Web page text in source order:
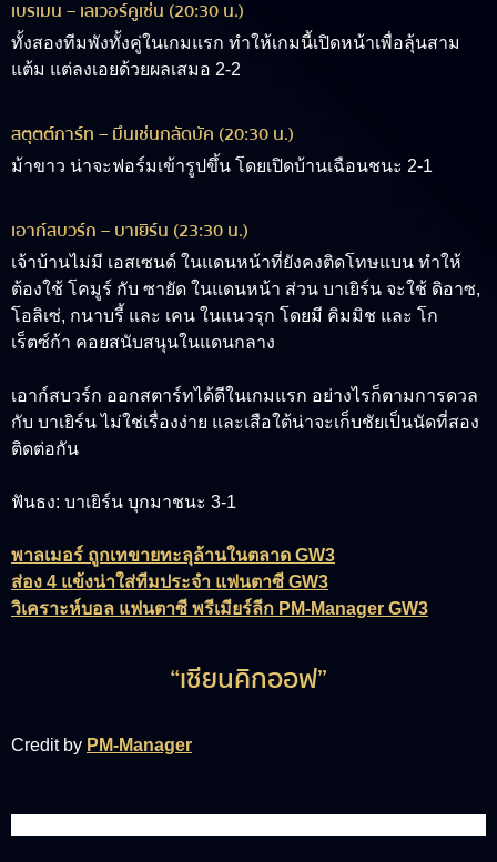
เบรเมน – เลเวอร์คูเซ่น (20:30 น.)
ทั้งสองทีมพังทั้งคู่ในเกมแรก ทำให้เกมนี้เปิดหน้าเพื่อลุ้นสาม
แต้ม แต่ลงเอยด้วยผลเสมอ 2-2
สตุตต์การ์ท – มึนเช่นกลัดบัค (20:30 น.)
ม้าขาว น่าจะฟอร์มเข้ารูปขึ้น โดยเปิดบ้านเฉือนชนะ 2-1
เอาก์สบวร์ก – บาเยิร์น (23:30 น.)
เจ้าบ้านไม่มี เอสเซนด์ ในแดนหน้าที่ยังคงติดโทษแบน ทำให้
ต้องใช้ โคมูร์ กับ ซายัด ในแดนหน้า ส่วน บาเยิร์น จะใช้ ดิอาซ,
โอลิเซ่, กนาบรี้ และ เคน ในแนวรุก โดยมี คิมมิช และ โก
เร็ตซ์ก้า คอยสนับสนุนในแดนกลาง
เอาก์สบวร์ก ออกสตาร์ทได้ดีในเกมแรก อย่างไรก็ตามการดวล
กับ บาเยิร์น ไม่ใช่เรื่องง่าย และเสือใต้น่าจะเก็บชัยเป็นนัดที่สอง
ติดต่อกัน
ฟันธง: บาเยิร์น บุกมาชนะ 3-1
พาลเมอร์ ถูกเทขายทะลุล้านในตลาด GW3
ส่อง 4 แข้งน่าใส่ทีมประจำ แฟนตาซี GW3
วิเคราะห์บอล แฟนตาซี พรีเมียร์ลีก PM-Manager GW3
“เซียนคิกออฟ”
Credit by PM-Manager